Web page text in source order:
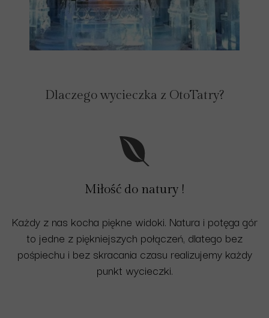
Dlaczego wycieczka z OtoTatry?
Miłość do natury !
Każdy z nas kocha piękne widoki. Natura i potęga gór
to jedne z piękniejszych połączeń, dlatego bez
pośpiechu i bez skracania czasu realizujemy każdy
punkt wycieczki.